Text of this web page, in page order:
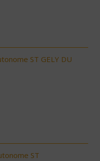
ST GELY DU
ST